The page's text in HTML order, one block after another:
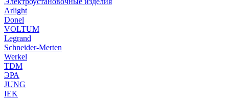
Arlight
Donel
VOLTUM
Legrand
Schneider-Merten
Werkel
TDM
ЭРА
JUNG
IEK